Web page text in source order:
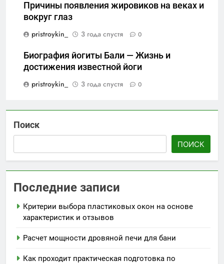
Причины появления жировиков на веках и
вокруг глаз
pristroykin_
3 года спустя 0
Биография йогиты Бали — Жизнь и
достижения известной йоги
pristroykin_
3 года спустя 0
Поиск
ПОИСК
Последние записи
Критерии выбора пластиковых окон на основе
характеристик и отзывов
Расчет мощности дровяной печи для бани
Как проходит практическая подготовка по